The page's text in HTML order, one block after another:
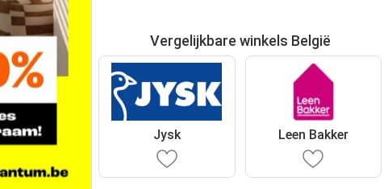
Vergelijkbare winkels België
Jysk Leen Bakker